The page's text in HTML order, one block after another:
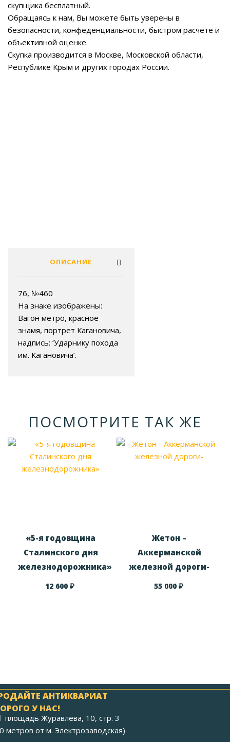
скупщика бесплатный.
Обращаясь к нам, Вы можете быть уверены в
безопасности, конфеденциальности, быстром расчете и
объективной оценке.
Скупка производится в Москве, Московской области,
Республике Крым и других городах России.
ОПИСАНИЕ
76, №460
На знаке изображены:
Вагон метро, красное
знамя, портрет Кагановича,
надпись: ‘Ударнику похода
им. Кагановича’.
ПОСМОТРИТЕ ТАК ЖЕ
«5-я годовщина
Сталинского дня
железнодорожника»
12 600₽
Жетон –
Аккерманской
железной дороги-
55 000 ₽
АНТИКВАРИАТ
У НАС!
площадь Журавлёва, 10, стр. 3
метров от м. Электрозаводская)